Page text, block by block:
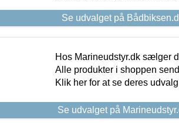
Se udvalget på
Hos Marineudstyr.dk sælger
Alle produkter i shoppen
Klik her for at se deres
Se udvalget på